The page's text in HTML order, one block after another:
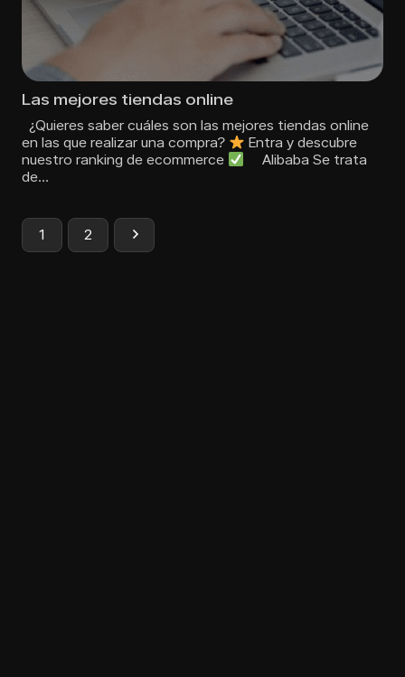
Las mejores tiendas online
¿Quieres saber cuáles son las mejores tiendas online
en las que realizar una compra?
Entra y descubre
nuestro ranking de ecommerce
Alibaba Se trata
de…
1 2